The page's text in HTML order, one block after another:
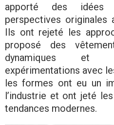
apporté des
perspectives originales
Ils ont rejeté les
proposé des
dynamiques et
expérimentations avec
les formes ont eu un
l’industrie et ont jeté
tendances modernes.